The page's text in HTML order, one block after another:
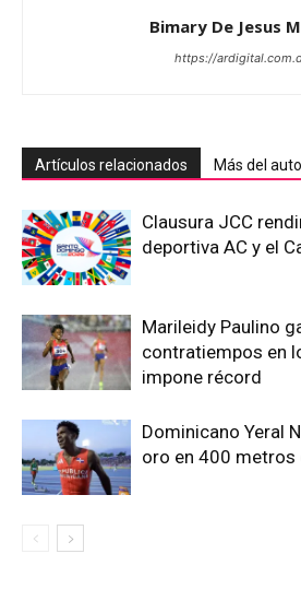
Bimary De Jesus
https://
Artículos relacionados Más del
Clausura JCC
deportiva AC y el
Marileidy Paulino
contratiempos en
impone récord
Dominicano Yeral
oro en 400 metros